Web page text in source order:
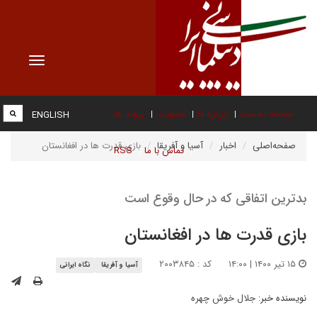
Toggle
صفحه نخست درباره ما عضویت پیوند ها
تماس با ما RSS
ENGLISH
صفحه‌اصلی اخبار آسیا و آفریقا بازی قدرت ها در افغانستان
بدترین اتفاقی که در حال وقوع است
بازی قدرت ها در افغانستان
کد : ۲۰۰۳۸۴۵ آسیا و آفریقا نگاه ایرانی
نویسنده خبر: جلال خوش چهره